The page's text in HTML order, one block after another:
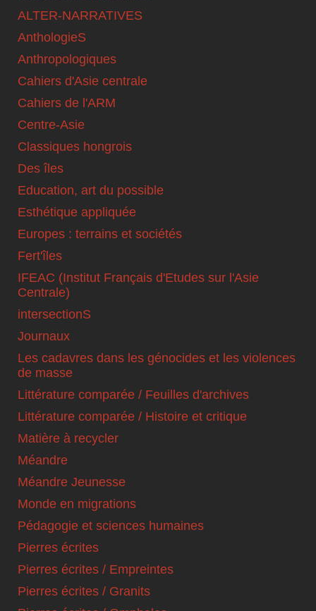
ALTER-NARRATIVES
AnthologieS
Anthropologiques
Cahiers d'Asie centrale
Cahiers de l'ARM
Centre-Asie
Classiques hongrois
Des îles
Education, art du possible
Esthétique appliquée
Europes : terrains et sociétés
Fert'îles
IFEAC (Institut Français d'Etudes sur l'Asie
Centrale)
intersectionS
Journaux
Les cadavres dans les génocides et les violences
de masse
Littérature comparée / Feuilles d'archives
Littérature comparée / Histoire et critique
Matière à recycler
Méandre
Méandre Jeunesse
Monde en migrations
Pédagogie et sciences humaines
Pierres écrites
Pierres écrites / Empreintes
Pierres écrites / Granits